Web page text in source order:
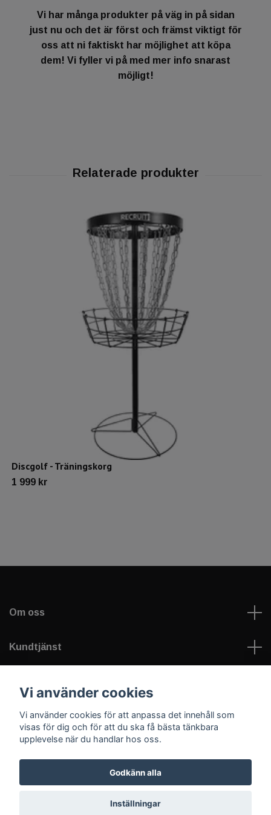
Vi har många produkter på väg in på sidan
just nu och det är först och främst viktigt för
oss att ni faktiskt har möjlighet att köpa
dem! Vi fyller vi på med mer info snarast
möjligt!
Discgolf - Träningskorg
1 999 kr
Om oss
Kundtjänst
Sociala medier
© 2026 Welfare Games AB - sportNplay.se
Vi använder cookies
Vi använder cookies för att anpassa det innehåll som
visas för dig och för att du ska få bästa tänkbara
upplevelse när du handlar hos oss.
Godkänn alla
Inställningar